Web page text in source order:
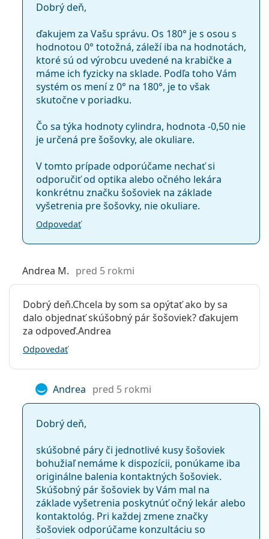
Dobrý deň,
ďakujem za Vašu správu. Os 180° je s osou s
hodnotou 0° totožná, záleží iba na hodnotách,
ktoré sú od výrobcu uvedené na krabičke a
máme ich fyzicky na sklade. Podľa toho Vám
systém os mení z 0° na 180°, je to však
skutočne v poriadku.
Čo sa týka hodnoty cylindra, hodnota -0,50 nie
je určená pre šošovky, ale okuliare.
V tomto prípade odporúčame nechať si
odporučiť od optika alebo očného lekára
konkrétnu značku šošoviek na základe
vyšetrenia pre šošovky, nie okuliare.
Odpovedať
Andrea M. pred 5 rokmi
Dobrý deň.Chcela by som sa opýtať ako by sa
dalo objednať skúšobný pár šošoviek? ďakujem
za odpoveď.Andrea
Odpovedať
Andrea pred 5 rokmi
Dobrý deň,
skúšobné páry či jednotlivé kusy šošoviek
bohužiaľ nemáme k dispozícii, ponúkame iba
originálne balenia kontaktných šošoviek.
Skúšobný pár šošoviek by Vám mal na
základe vyšetrenia poskytnúť očný lekár alebo
kontaktológ. Pri každej zmene značky
šošoviek odporúčame konzultáciu so